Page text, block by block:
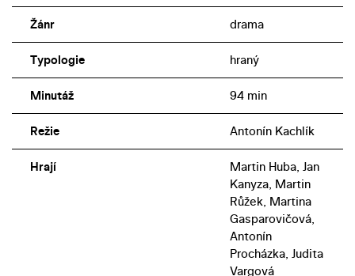
Žánr drama
Typologie hraný
Minutáž 94 min
Režie Antonín Kachlík
Hrají
Martin Huba, Jan
Kanyza, Martin
Růžek, Martina
Gasparovičová,
Antonín
Procházka, Judita
Vargová